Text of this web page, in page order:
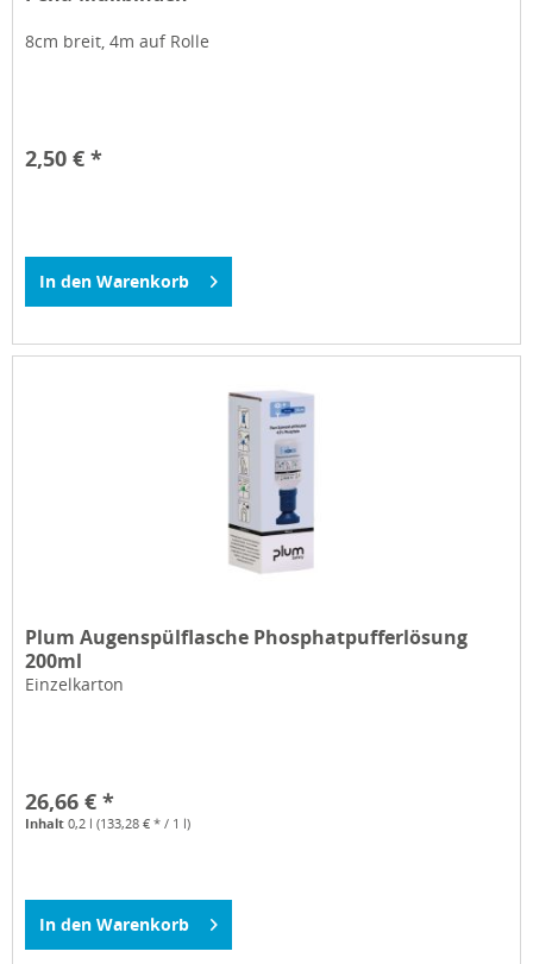
8cm breit, 4m auf Rolle
2,50 € *
In den Warenkorb
Plum Augenspülflasche Phosphatpufferlösung
200ml
Einzelkarton
26,66 € *
Inhalt0,2 l(133,28 € * / 1 l)
In den Warenkorb